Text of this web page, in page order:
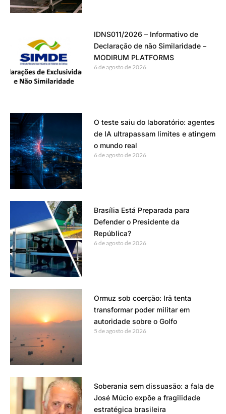
IDNS011/2026 – Informativo de
Declaração de não Similaridade –
MODIRUM PLATFORMS
6 de agosto de 2026
O teste saiu do laboratório: agentes
de IA ultrapassam limites e atingem
o mundo real
6 de agosto de 2026
Brasília Está Preparada para
Defender o Presidente da
República?
6 de agosto de 2026
Ormuz sob coerção: Irã tenta
transformar poder militar em
autoridade sobre o Golfo
5 de agosto de 2026
Soberania sem dissuasão: a fala de
José Múcio expõe a fragilidade
estratégica brasileira